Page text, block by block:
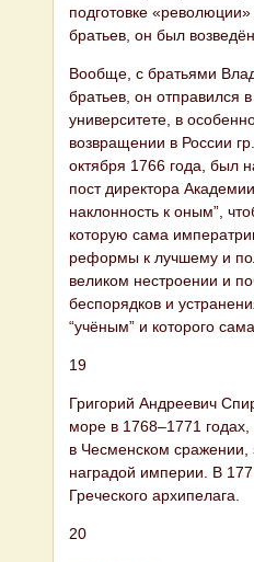
подготовке
братьев, он был
Вообще, с братьями
братьев, он отправился
университете, в
возвращении в России
октября 1766 года, был
пост директора
наклонность к оным”,
которую сама
реформы к лучшему и
великом нестроении и
беспорядков и
“учёным” и которого
19
Григорий Андреевич
море в 1768–1771
в Чесменском
наградой империи. В
Греческого архипелага.
20